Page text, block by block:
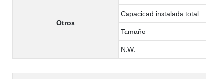
Otros
Capacidad instalada total
Tamaño
N.W.